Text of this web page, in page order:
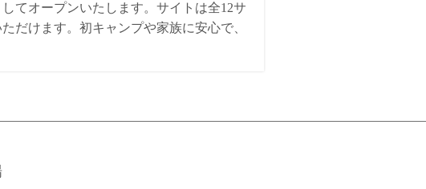
てオープンいたします。サイトは全12サ
だけます。初キャンプや家族に安心で、